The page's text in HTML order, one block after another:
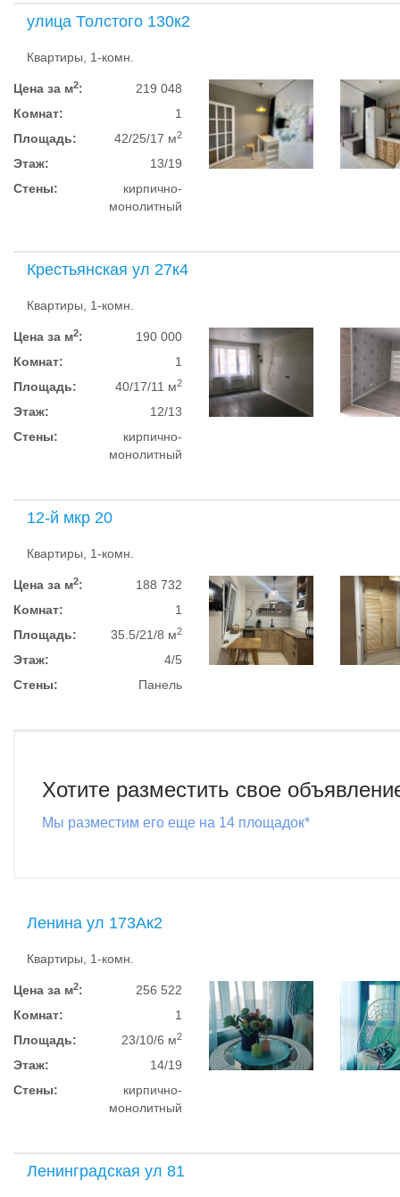
улица Толстого 130к2
Квартиры, 1-комн.
Цена за м2:
219 048
Комнат:
1
Площадь:
42/25/17 м2
Этаж:
13/19
Стены:
кирпично-
монолитный
Крестьянская ул 27к4
Квартиры, 1-комн.
Цена за м2:
190 000
Комнат:
1
Площадь:
40/17/11 м2
Этаж:
12/13
Стены:
кирпично-
монолитный
12-й мкр 20
Квартиры, 1-комн.
Цена за м2:
188 732
Комнат:
1
Площадь:
35.5/21/8 м2
Этаж:
4/5
Стены:
Панель
Хотите разместить свое
Мы разместим его еще на 14 площадок*
Ленина ул 173Ак2
Квартиры, 1-комн.
Цена за м2:
256 522
Комнат:
1
Площадь:
23/10/6 м2
Этаж:
14/19
Стены:
кирпично-
монолитный
Ленинградская ул 81